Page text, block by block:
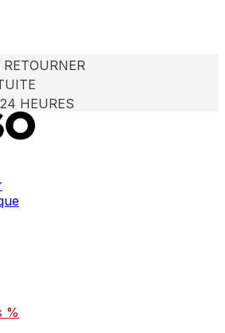
HEURES
%
des cookies pour personnaliser le contenu
peuvent combiner ces informations avec
de leurs services.
indispensables sont cruciaux pour les
liés aux préférences permettent au site de
langue préférée ou la région dans laquelle